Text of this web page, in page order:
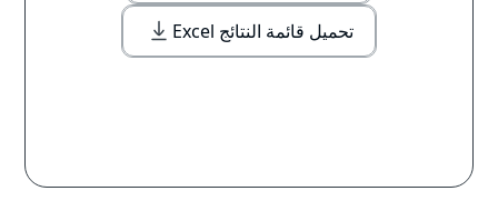
تحميل قائمة النتائج Excel